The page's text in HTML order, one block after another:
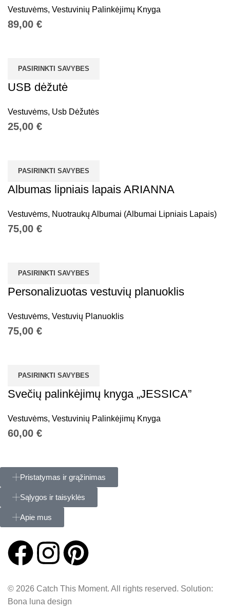
Vestuvėms, Vestuvinių Palinkėjimų Knyga
€
PASIRINKTI SAVYBES
USB dėžutė
Vestuvėms, Usb Dėžutės
€
PASIRINKTI SAVYBES
Albumas lipniais lapais ARIANNA
Vestuvėms, Nuotraukų Albumai (Albumai Lipniais Lapais)
€
PASIRINKTI SAVYBES
Personalizuotas vestuvių planuoklis
Vestuvėms, Vestuvių Planuoklis
€
PASIRINKTI SAVYBES
Svečių palinkėjimų knyga „JESSICA”
Vestuvėms, Vestuvinių Palinkėjimų Knyga
€
Pristatymas ir grąžinimas
Sąlygos ir taisyklės
Apie mus
© 2026 Catch This Moment. All rights reserved. Solution:
Bona luna design